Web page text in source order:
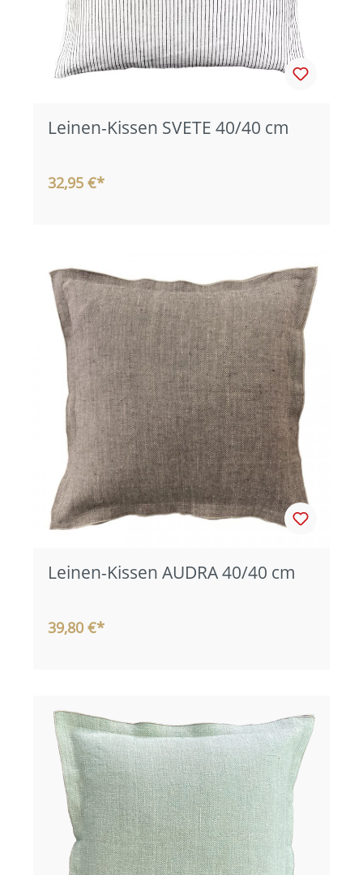
Leinen-Kissen SVETE 40/40 cm
32,95 €*
Leinen-Kissen AUDRA 40/40 cm
39,80 €*